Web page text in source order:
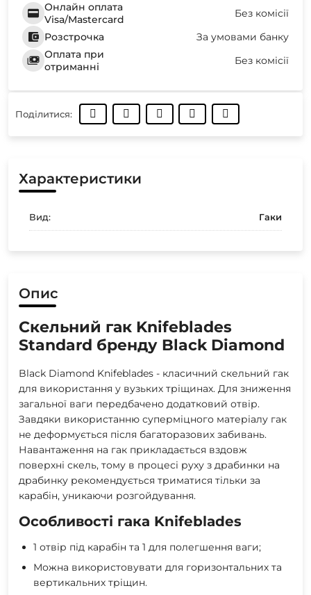
Онлайн оплата
Visa/Mastercard
Без комісії
Розстрочка
За умовами банку
Оплата при
отриманні
Без комісії
Поділитися:
Характеристики
Вид: Гаки
Опис
Скельний гак Knifeblades
Standard бренду Black Diamond
Black Diamond Knifeblades - класичний скельний гак
для використання у вузьких тріщинах. Для зниження
загальної ваги передбачено додатковий отвір.
Завдяки використанню суперміцного матеріалу гак
не деформується після багаторазових забивань.
Навантаження на гак прикладається вздовж
поверхні скель, тому в процесі руху з драбинки на
драбинку рекомендується триматися тільки за
карабін, уникаючи розгойдування.
Особливості гака Knifeblades
1 отвір під карабін та 1 для полегшення ваги;
Можна використовувати для горизонтальних та
вертикальних тріщин.